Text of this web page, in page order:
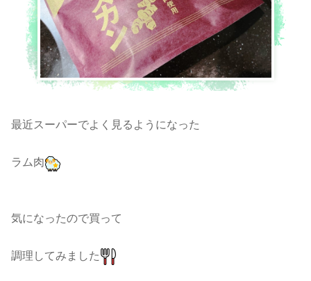
最近スーパーでよく見るようになった
ラム肉
気になったので買って
調理してみました